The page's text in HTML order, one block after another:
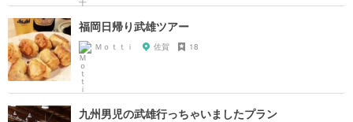
福岡日帰り武雄ツアー
Ｍｏｔｔｉ 佐賀 18
九州男児の武雄行っちゃいましたプラン